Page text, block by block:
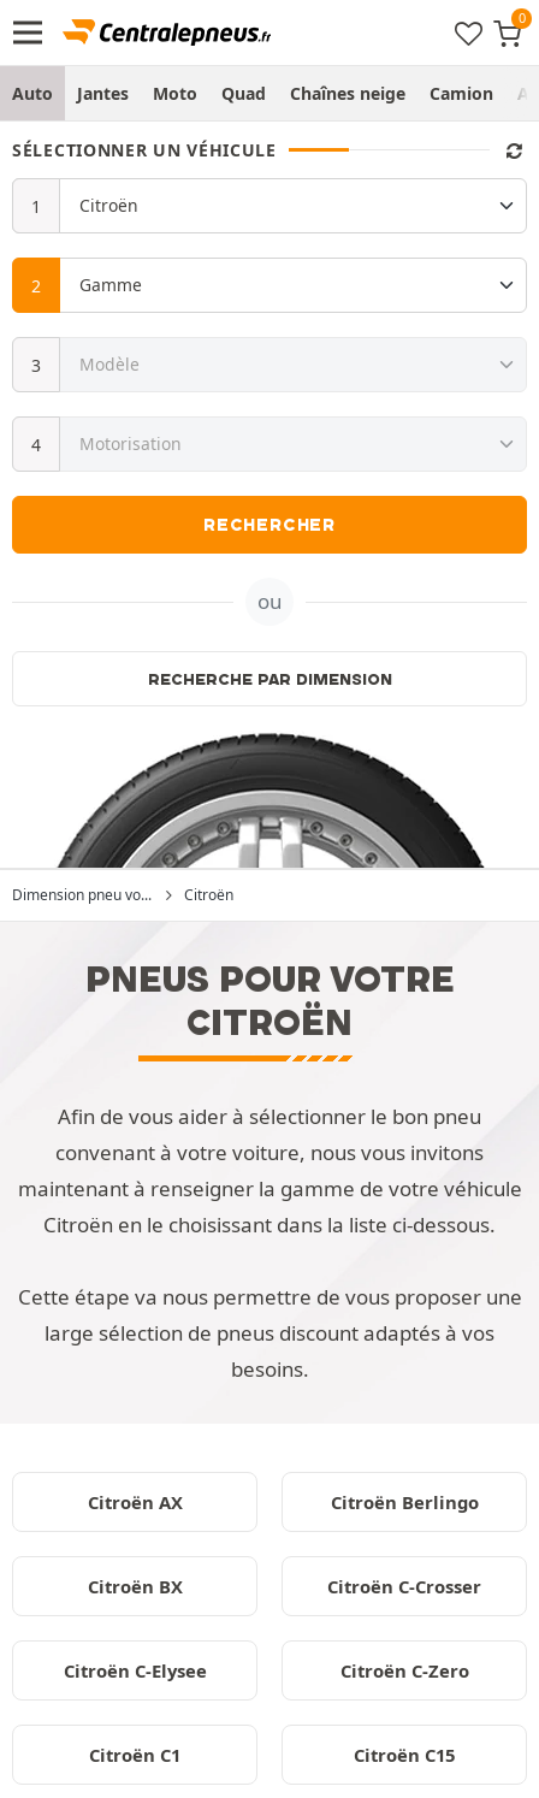
Auto Jantes Moto Quad Chaînes neige Camion
SÉLECTIONNER UN VÉHICULE
RECHERCHER
ou
RECHERCHE PAR DIMENSION
Dimension pneu vo... Citroën
PNEUS POUR VOTRE
CITROËN
Afin de vous aider à sélectionner le bon pneu
convenant à votre voiture, nous vous invitons
maintenant à renseigner la gamme de votre véhicule
Citroën en le choisissant dans la liste ci-dessous.
Cette étape va nous permettre de vous proposer une
large sélection de pneus discount adaptés à vos
besoins.
Citroën AX Citroën Berlingo
Citroën BX Citroën C-Crosser
Citroën C-Elysee Citroën C-Zero
Citroën C1 Citroën C15